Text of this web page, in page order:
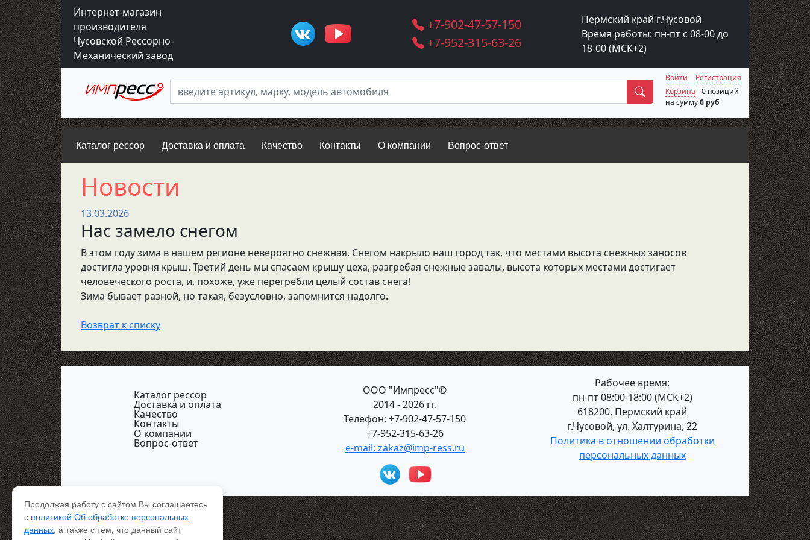
Интернет-магазин
производителя
Чусовской Рессорно-
Механический завод
+7-902-47-57-150
+7-952-315-63-26
Пермский край г.Чусовой
Время работы: пн-пт с 08-00 до
18-00 (МСК+2)
Поиск
Войти
Регистрация
Корзина
0 позиций
на сумму0 руб
Каталог рессор Доставка и оплата Качество Контакты О компании Вопрос-ответ
Новости
13.03.2026
Нас замело снегом
В этом году зима в нашем регионе невероятно снежная. Снегом накрыло наш город так, что местами высота снежных заносов
достигла уровня крыш. Третий день мы спасаем крышу цеха, разгребая снежные завалы, высота которых местами достигает
человеческого роста, и, похоже, уже перегребли целый состав снега!
Зима бывает разной, но такая, безусловно, запомнится надолго.
Возврат к списку
Каталог рессор
Доставка и оплата
Качество
Контакты
О компании
Вопрос-ответ
ООО "Импресс"©
2014 - 2026 гг.
Телефон: +7-902-47-57-150
+7-952-315-63-26
e-mail: zakaz@imp-ress.ru
Рабочее время:
пн-пт 08:00-18:00 (МСК+2)
618200, Пермский край
г.Чусовой, ул. Халтурина, 22
Политика в отношении обработки
персональных данных
Продолжая работу с сайтом Вы соглашаетесь
с политикой Об обработке персональных
данных , а также с тем, что данный сайт